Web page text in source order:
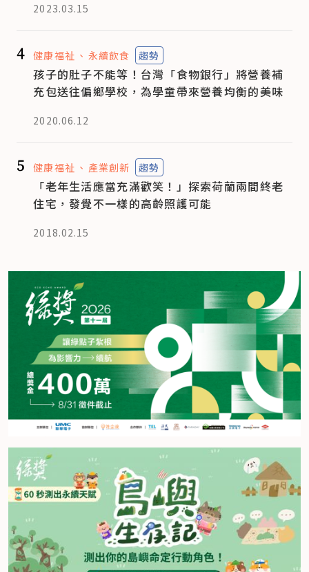
2023.03.15
4 健康福祉 永續飲食 趨勢
孩子的肚子不能等！台灣「食物銀行」將營養補
充包送往偏鄉學校，為學童帶來營養均衡的美味
2020.06.12
5 健康福祉 產業創新 趨勢
「老年生活應當充滿歡笑！」探索荷蘭兩間終老
住宅，發覺不一樣的高齡照護可能
2018.02.15